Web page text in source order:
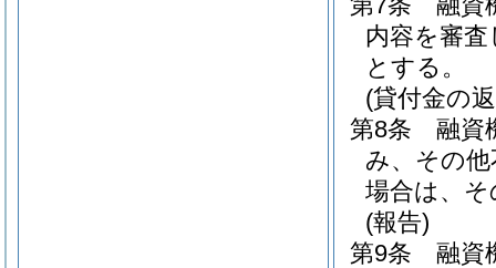
内容を審
とする。
(貸付金の
第8条
融資
み、その
場合は、
(報告)
第9条
融資